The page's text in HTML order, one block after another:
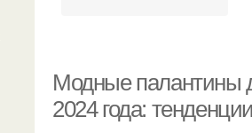
Модные палантины
2024 года: